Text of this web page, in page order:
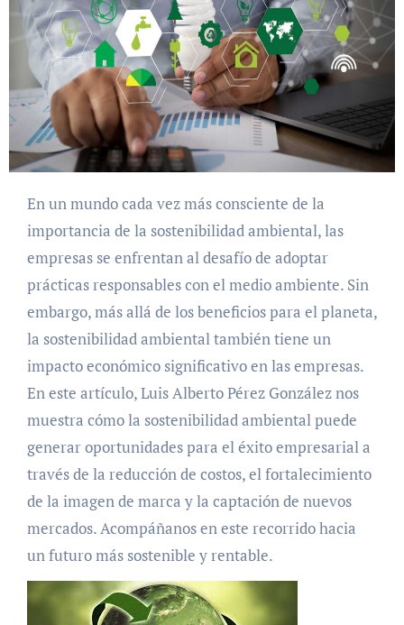
En un mundo cada vez más consciente de la
importancia de la sostenibilidad ambiental, las
empresas se enfrentan al desafío de adoptar
prácticas responsables con el medio ambiente. Sin
embargo, más allá de los beneficios para el planeta,
la sostenibilidad ambiental también tiene un
impacto económico significativo en las empresas.
En este artículo, Luis Alberto Pérez González nos
muestra cómo la sostenibilidad ambiental puede
generar oportunidades para el éxito empresarial a
través de la reducción de costos, el fortalecimiento
de la imagen de marca y la captación de nuevos
mercados. Acompáñanos en este recorrido hacia
un futuro más sostenible y rentable.